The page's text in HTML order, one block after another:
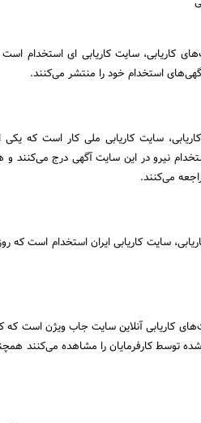
کاریابی، سایت کاریابی ای‌ استخدام
استخدام خود را منتشر می‌کنند.
سایت کاریابی ملی کار است که
نیرو در این سایت آگهی درج
می‌کنند.
سایت کاریابی ایران استخدام است که
کاریابی آنلاین سایت جاب ویژن است که
توسط کارفرمایان را مشاهده می‌کنند